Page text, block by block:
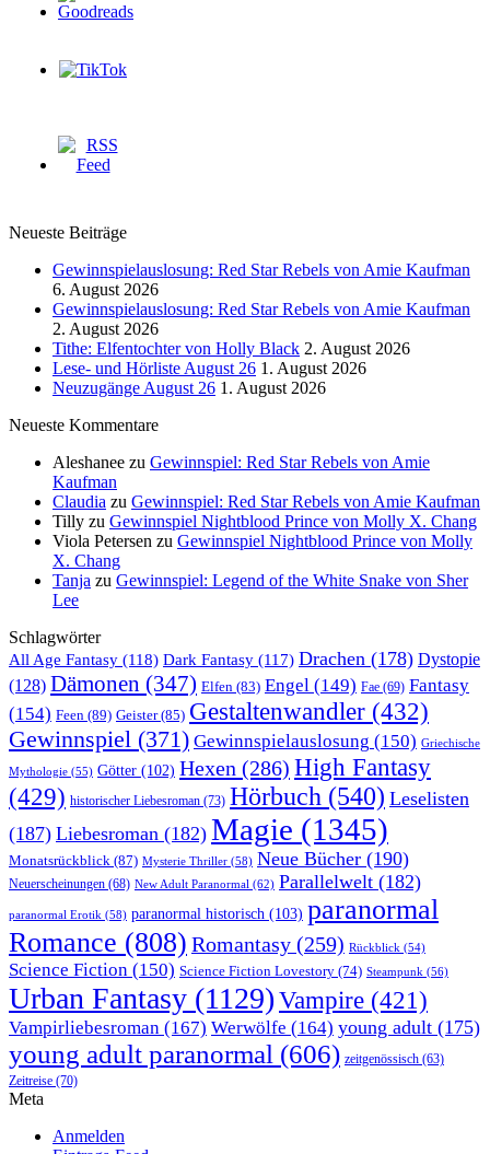
Neueste Beiträge
Gewinnspielauslosung: Red Star Rebels von Amie Kaufman
6. August 2026
Gewinnspielauslosung: Red Star Rebels von Amie Kaufman
2. August 2026
Tithe: Elfentochter von Holly Black 2. August 2026
Lese- und Hörliste August 26 1. August 2026
Neuzugänge August 26 1. August 2026
Neueste Kommentare
Aleshanee zu Gewinnspiel: Red Star Rebels von Amie
Kaufman
Claudia zu Gewinnspiel: Red Star Rebels von Amie Kaufman
Tilly zu Gewinnspiel Nightblood Prince von Molly X. Chang
Viola Petersen zu Gewinnspiel Nightblood Prince von Molly
X. Chang
Tanja zu Gewinnspiel: Legend of the White Snake von Sher
Lee
Schlagwörter
All Age Fantasy (118) Dark Fantasy (117) Drachen (178) Dystopie
(128) Dämonen (347) Elfen (83) Engel (149) Fae (69) Fantasy
(154) Feen (89) Geister(85) Gestaltenwandler (432)
Gewinnspiel (371) Gewinnspielauslosung (150) Griechische
Mythologie (55) Götter (102) Hexen (286) High Fantasy
(429) historischer Liebesroman (73) Hörbuch (540) Leselisten
(187) Liebesroman (182) Magie (1345)
Monatsrückblick (87) Mysterie Thriller (58) Neue Bücher (190)
Neuerscheinungen (68) New Adult Paranormal (62) Parallelwelt (182)
paranormal Erotik (58) paranormal historisch (103) paranormal
Romance (808) Romantasy (259) Rückblick (54)
Science Fiction (150) Science Fiction Lovestory (74) Steampunk (56)
Urban Fantasy (1129) Vampire (421)
Vampirliebesroman (167) Werwölfe (164) young adult (175)
young adult paranormal (606) zeitgenössisch (63)
Zeitreise (70)
Meta
Anmelden